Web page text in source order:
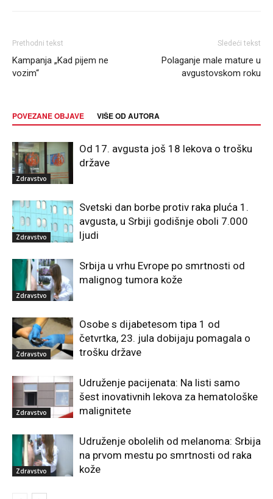
Prethodni tekst
Kampanja „Kad pijem ne
vozim“
Sledeći tekst
Polaganje male mature u
avgustovskom roku
POVEZANE OBJAVE VIŠE OD AUTORA
Zdravstvo
Od 17. avgusta još 18 lekova o trošku
države
Zdravstvo
Svetski dan borbe protiv raka pluća 1.
avgusta, u Srbiji godišnje oboli 7.000
ljudi
Zdravstvo
Srbija u vrhu Evrope po smrtnosti od
malignog tumora kože
Zdravstvo
Osobe s dijabetesom tipa 1 od
četvrtka, 23. jula dobijaju pomagala o
trošku države
Zdravstvo
Udruženje pacijenata: Na listi samo
šest inovativnih lekova za hematološke
malignitete
Zdravstvo
Udruženje obolelih od melanoma: Srbija
na prvom mestu po smrtnosti od raka
kože